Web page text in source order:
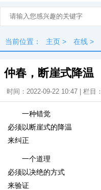
当前位置： 主页 > 在线 >
仲春，断崖式降温
时间：2022-09-22 10:47 | 栏目：
一种错觉
必须以断崖式的降温
来纠正
一个道理
必须以决绝的方式
来验证